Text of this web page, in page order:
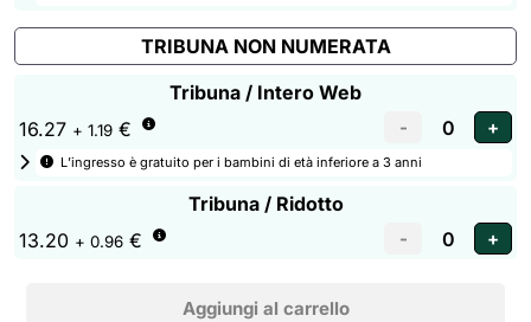
TRIBUNA NON NUMERATA
Tribuna / Intero Web
16.27 + 1.19 €
L’ingresso è gratuito per i bambini di età inferiore a 3 anni
Tribuna / Ridotto
13.20 + 0.96 €